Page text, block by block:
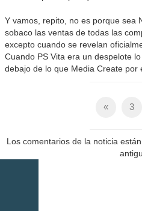
Y vamos, repito, no es porque sea
sobaco las ventas de todas las
excepto cuando se revelan
Cuando PS Vita era un despelote
debajo de lo que Media Create por
« 3
Los comentarios de la noticia